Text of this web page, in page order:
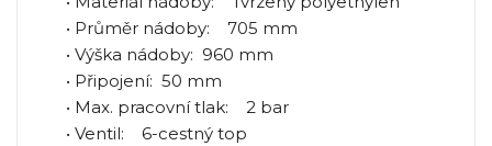
• Průměr nádoby: 705 mm
• Výška nádoby: 960 mm
• Připojení: 50 mm
• Max. pracovní tlak: 2 bar
• Ventil: 6-cestný top